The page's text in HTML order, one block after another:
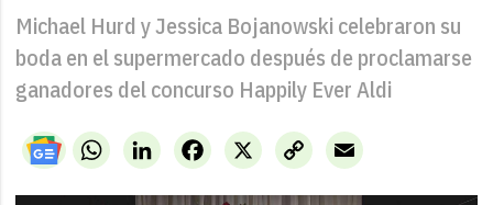
Michael Hurd y Jessica Bojanowski celebraron su
boda en el supermercado después de proclamarse
ganadores del concurso Happily Ever Aldi
WhatsAppLinkedIn X
Facebook
Copy
Link
Email